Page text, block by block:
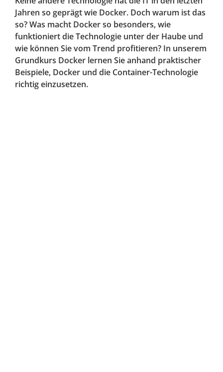
Jahren so geprägt wie Docker. Doch warum ist das
so? Was macht Docker so besonders, wie
funktioniert die Technologie unter der Haube und
wie können Sie vom Trend profitieren? In unserem
Grundkurs Docker lernen Sie anhand praktischer
Beispiele, Docker und die Container-Technologie
richtig einzusetzen.